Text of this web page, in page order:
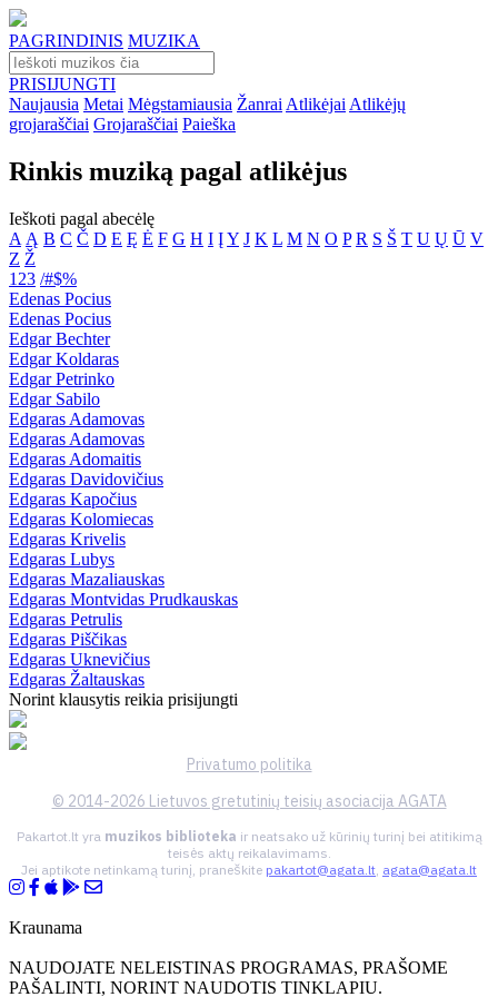
PAGRINDINIS MUZIKA
PRISIJUNGTI
Naujausia Metai Mėgstamiausia Žanrai Atlikėjai Atlikėjų
grojaraščiai Grojaraščiai Paieška
Rinkis muziką pagal atlikėjus
Ieškoti pagal abecėlę
A Ą B C Č D E Ę Ė F G H I ĮY J K L M N O P R S Š T U Ų Ū V
Z Ž
123 /#$%
Edenas Pocius
Edenas Pocius
Edgar Bechter
Edgar Koldaras
Edgar Petrinko
Edgar Sabilo
Edgaras Adamovas
Edgaras Adamovas
Edgaras Adomaitis
Edgaras Davidovičius
Edgaras Kapočius
Edgaras Kolomiecas
Edgaras Krivelis
Edgaras Lubys
Edgaras Mazaliauskas
Edgaras Montvidas Prudkauskas
Edgaras Petrulis
Edgaras Piščikas
Edgaras Uknevičius
Edgaras Žaltauskas
Norint klausytis reikia prisijungti
Privatumo politika
© 2014-2026 Lietuvos gretutinių teisių asociacija AGATA
Pakartot.lt yra muzikos biblioteka ir neatsako už kūrinių turinį bei atitikimą
teisės aktų reikalavimams.
Jei aptikote netinkamą turinį, praneškite pakartot@agata.lt agata@agata.lt
Kraunama
NAUDOJATE NELEISTINAS PROGRAMAS, PRAŠOME
PAŠALINTI, NORINT NAUDOTIS TINKLAPIU.